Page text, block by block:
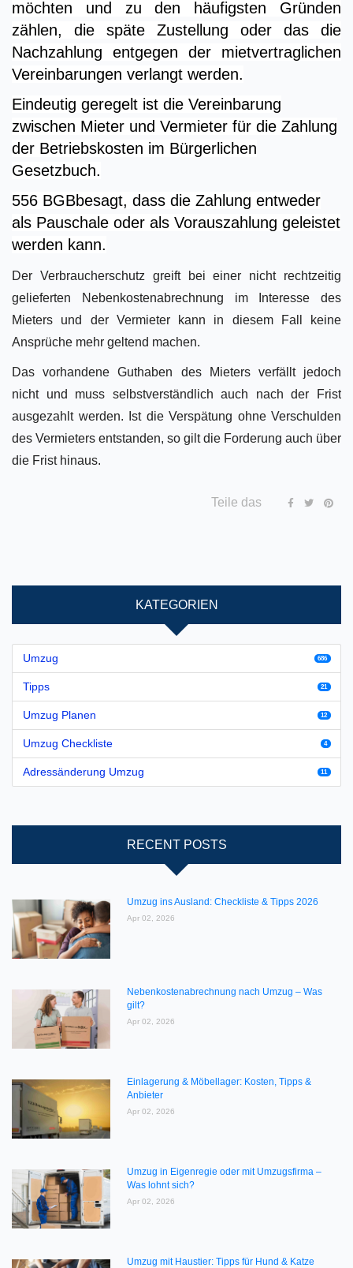
möchten und zu den häufigsten Gründen
zählen, die späte Zustellung oder das die
Nachzahlung entgegen der mietvertraglichen
Vereinbarungen verlangt werden.
Eindeutig geregelt ist die Vereinbarung
zwischen Mieter und Vermieter für die Zahlung
der Betriebskosten im Bürgerlichen
Gesetzbuch.
556 BGBbesagt, dass die Zahlung entweder
als Pauschale oder als Vorauszahlung geleistet
werden kann.
Der Verbraucherschutz greift bei einer nicht rechtzeitig
gelieferten Nebenkostenabrechnung im Interesse des
Mieters und der Vermieter kann in diesem Fall keine
Ansprüche mehr geltend machen.
Das vorhandene Guthaben des Mieters verfällt jedoch
nicht und muss selbstverständlich auch nach der Frist
ausgezahlt werden. Ist die Verspätung ohne Verschulden
des Vermieters entstanden, so gilt die Forderung auch über
die Frist hinaus.
Teile das
KATEGORIEN
Umzug 686
Tipps 21
Umzug Planen 12
Umzug Checkliste 4
Adressänderung Umzug 11
RECENT POSTS
Umzug ins Ausland: Checkliste & Tipps 2026
Apr 02, 2026
Nebenkostenabrechnung nach Umzug – Was
gilt?
Apr 02, 2026
Einlagerung & Möbellager: Kosten, Tipps &
Anbieter
Apr 02, 2026
Umzug in Eigenregie oder mit Umzugsfirma –
Was lohnt sich?
Apr 02, 2026
Umzug mit Haustier: Tipps für Hund & Katze